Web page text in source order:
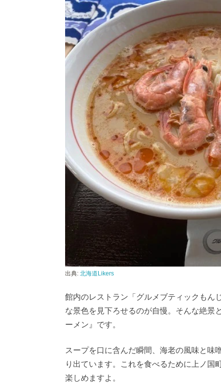
出典: 北海道Likers
館内のレストラン「グルメブティックもん
な景色を見下ろせるのが自慢。そんな絶景
ーメン』です。
スープを口に含んだ瞬間、海老の風味と味
り出ています。これを食べるために上ノ国
楽しめますよ。